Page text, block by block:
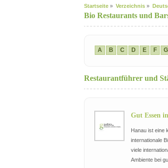
Startseite » Verzeichnis »
Bio Restaurants und
A B C D E F G
Restaurantführer und
Gut Essen
Hanau ist eine
internationale
viele
Ambiente bei